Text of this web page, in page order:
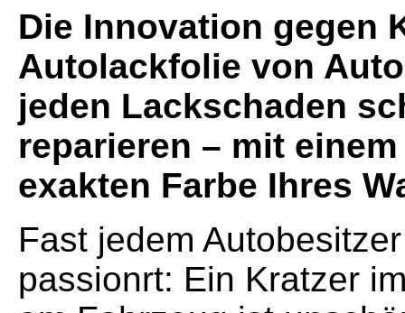
Die Innovation gegen
Autolackfolie von
jeden Lackschaden
reparieren – mit
exakten Farbe Ihres
Fast jedem
passionrt: Ein Kratzer